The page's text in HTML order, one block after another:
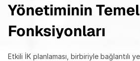
Yönetiminin Temel
Fonksiyonları
Etkili İK planlaması, birbiriyle bağlantılı